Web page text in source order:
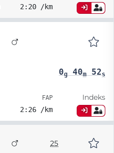
2:20 /km
0g40m52s
FAP
2:26 /km
Indeks
25